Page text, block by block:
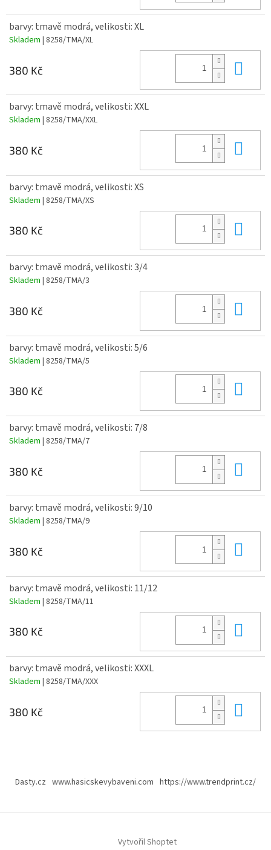
barvy: tmavě modrá, velikosti: XL
Skladem | 8258/TMA/XL
380 Kč
barvy: tmavě modrá, velikosti: XXL
Skladem | 8258/TMA/XXL
380 Kč
barvy: tmavě modrá, velikosti: XS
Skladem | 8258/TMA/XS
380 Kč
barvy: tmavě modrá, velikosti: 3/4
Skladem | 8258/TMA/3
380 Kč
barvy: tmavě modrá, velikosti: 5/6
Skladem | 8258/TMA/5
380 Kč
barvy: tmavě modrá, velikosti: 7/8
Skladem | 8258/TMA/7
380 Kč
barvy: tmavě modrá, velikosti: 9/10
Skladem | 8258/TMA/9
380 Kč
barvy: tmavě modrá, velikosti: 11/12
Skladem | 8258/TMA/11
380 Kč
barvy: tmavě modrá, velikosti: XXXL
Skladem | 8258/TMA/XXX
380 Kč
Dasty.cz www.hasicskevybaveni.com https://www.trendprint.cz/
Vytvořil Shoptet